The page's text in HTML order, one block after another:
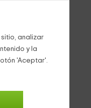
analizar
y la
'Aceptar'.